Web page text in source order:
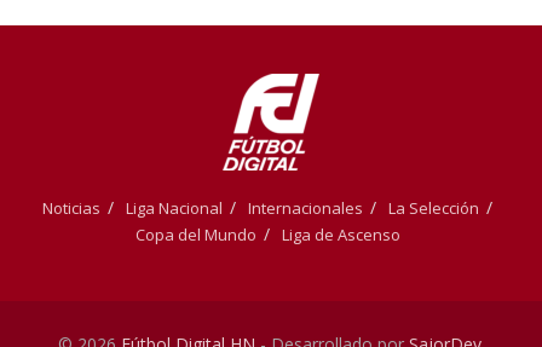
Noticias Liga Nacional Internacionales
La Selección
Copa del Mundo
Liga de Ascenso